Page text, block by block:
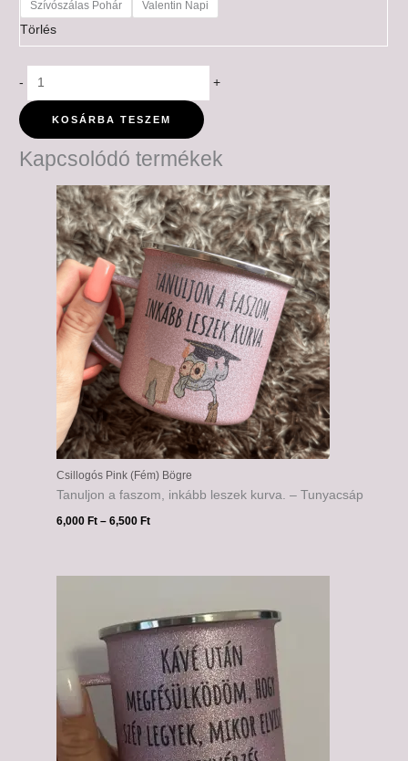
Szívószálas Pohár Valentin Napi
Törlés
- +
KOSÁRBA TESZEM
Kapcsolódó termékek
Csillogós Pink (Fém) Bögre
Tanuljon a faszom, inkább leszek kurva. – Tunyacsáp
6,000 Ft – 6,500 Ft
6,000 Ft
-
6,500 Ft
6,500 Ft